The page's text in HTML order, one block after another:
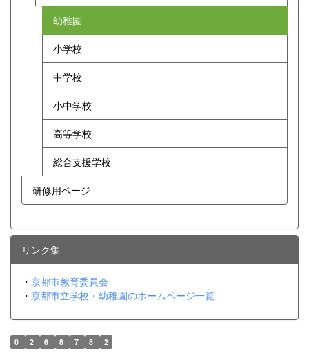
幼稚園
小学校
中学校
小中学校
高等学校
総合支援学校
研修用ページ
リンク集
・ 京都市教育委員会
・ 京都市立学校・幼稚園のホームページ一覧
0 2 6 8 7 8 2